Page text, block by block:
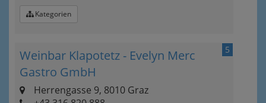
Kategorien
5
Weinbar Klapotetz - Evelyn Merc
Gastro GmbH
Herrengasse 9, 8010 Graz